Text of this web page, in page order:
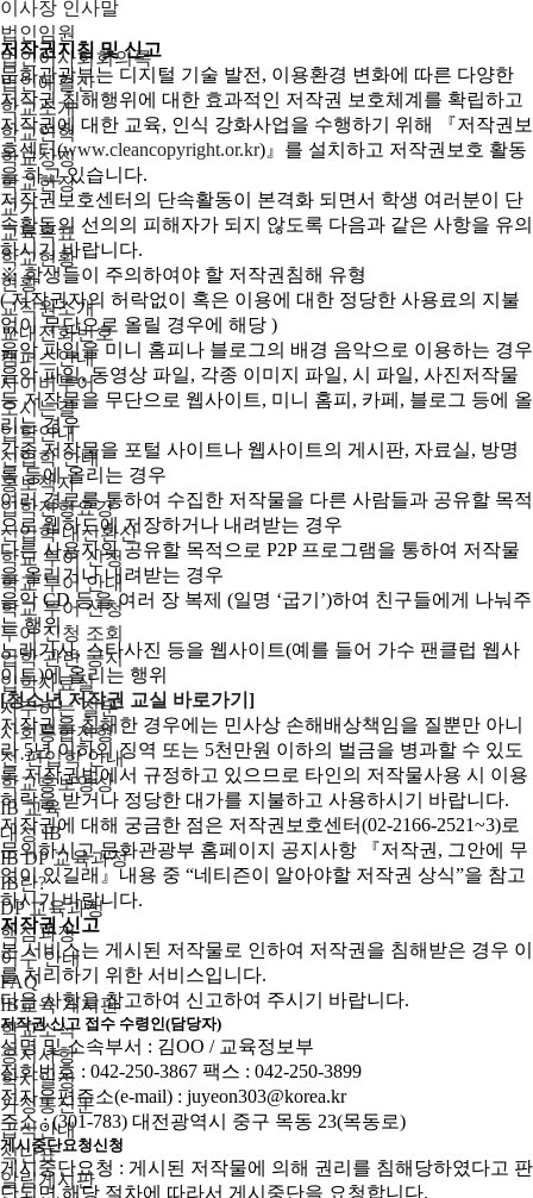
이사장 인사말
법인임원
법인이사회회의록
법인예결산
학교소개
학교연혁
학교상징
학교헌장
교가
교육목표
학교현황
현황
교직원소개
교내전화번호
캠퍼스안내
사이버투어
오시는길
입학안내
신입학 안내
홍보책자
입학전형요강
신입학 내신환산
학교 투어 신청
학교 투어 안내
학교 투어 신청
투어 신청 조회
입학 관련 공지
입학자료실
자주하는 질문
사회통합전형
전·편입학 안내
학교홍보영상
IB 교육
대성 IB
IB DP 교육과정
IB란?
DP 교육과정
핵심과정
이수 안내
FAQ
IB교육 게시판
학교소식
공지사항
학사일정
가정통신문
급식안내
식단표
알림게시판
저작권지침 및 신고
문화관광부는 디지털 기술 발전, 이용환경 변화에 따른 다양한
저작권 침해행위에 대한 효과적인 저작권 보호체계를 확립하고
저작권에 대한 교육, 인식 강화사업을 수행하기 위해 『저작권보
호센터(www.cleancopyright.or.kr)』를 설치하고 저작권보호 활동
을 하고 있습니다.
저작권보호센터의 단속활동이 본격화 되면서 학생 여러분이 단
속활동의 선의의 피해자가 되지 않도록 다음과 같은 사항을 유의
하시기 바랍니다.
※ 학생들이 주의하여야 할 저작권침해 유형
( 저작권자의 허락없이 혹은 이용에 대한 정당한 사용료의 지불
없이 무단으로 올릴 경우에 해당 )
음악 파일을 미니 홈피나 블로그의 배경 음악으로 이용하는 경우
음악 파일, 동영상 파일, 각종 이미지 파일, 시 파일, 사진저작물
등 저작물을 무단으로 웹사이트, 미니 홈피, 카페, 블로그 등에 올
리는 경우
각종 저작물을 포털 사이트나 웹사이트의 게시판, 자료실, 방명
록 등에 올리는 경우
여러 경로를 통하여 수집한 저작물을 다른 사람들과 공유할 목적
으로 웹하드에 저장하거나 내려받는 경우
다른 사용자와 공유할 목적으로 P2P 프로그램을 통하여 저작물
을 올리거나 내려받는 경우
음악 CD 등을 여러 장 복제 (일명 ‘굽기’)하여 친구들에게 나눠주
는 행위
노래가사, 스타사진 등을 웹사이트(예를 들어 가수 팬클럽 웹사
이트)에 올리는 행위
[청소년 저작권 교실 바로가기]
저작권을 침해한 경우에는 민사상 손해배상책임을 질뿐만 아니
라 5년 이하의 징역 또는 5천만원 이하의 벌금을 병과할 수 있도
록 저작권법에서 규정하고 있으므로 타인의 저작물사용 시 이용
허락을 받거나 정당한 대가를 지불하고 사용하시기 바랍니다.
저작권에 대해 궁금한 점은 저작권보호센터(02-2166-2521~3)로
문의하시고 문화관광부 홈페이지 공지사항 『저작권, 그안에 무
엇이 있길래』내용 중 “네티즌이 알아야할 저작권 상식”을 참고
하시기 바랍니다.
저작권 신고
본 서비스는 게시된 저작물로 인하여 저작권을 침해받은 경우 이
를 처리하기 위한 서비스입니다.
다음 사항을 참고하여 신고하여 주시기 바랍니다.
저작권 신고 접수 수령인(담당자)
성명 및 소속부서 : 김OO / 교육정보부
전화번호 : 042-250-3867 팩스 : 042-250-3899
전자우편주소(e-mail) : juyeon303@korea.kr
주소 : (301-783) 대전광역시 중구 목동 23(목동로)
게시중단요청신청
게시중단요청 : 게시된 저작물에 의해 권리를 침해당하였다고 판
단되면 해당 절차에 따라서 게시중단을 요청합니다.